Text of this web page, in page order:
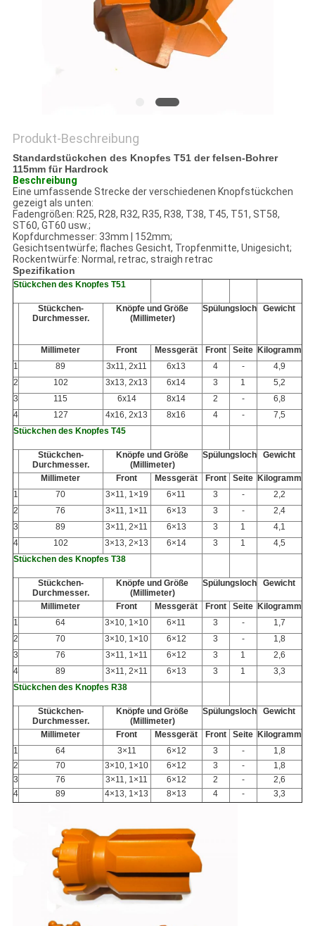
Produkt-Beschreibung
Standardstückchen des Knopfes T51 der felsen-Bohrer
115mm für Hardrock
Beschreibung
Eine umfassende Strecke der verschiedenen Knopfstückchen
gezeigt als unten:
Fadengrößen: R25, R28, R32, R35, R38, T38, T45, T51, ST58,
ST60, GT60 usw.;
Kopfdurchmesser: 33mm | 152mm;
Gesichtsentwürfe; flaches Gesicht, Tropfenmitte, Unigesicht;
Rockentwürfe: Normal, retrac, straigh retrac
Spezifikation
Stückchen des Knopfes T51
Stückchen-
Durchmesser.
Knöpfe und Größe
(Millimeter)
Spülungsloch Gewicht
Millimeter Front Messgerät Front Seite Kilogramm
1
89 3x11, 2x11 6x13 4 -
4,9
2
102 3x13, 2x13 6x14 3 1
5,2
3
115 6x14 8x14 2 -
6,8
4
127 4x16, 2x13 8x16 4 -
7,5
Stückchen des Knopfes T45
Stückchen-
Durchmesser.
Knöpfe und Größe
(Millimeter)
Spülungsloch Gewicht
Millimeter Front Messgerät Front Seite Kilogramm
1
70 3×11, 1×19 6×11 3 -
2,2
2
76 3×11, 1×11 6×13 3 -
2,4
3
89 3×11, 2×11 6×13 3 1
4,1
4
102 3×13, 2×13 6×14 3 1
4,5
Stückchen des Knopfes T38
Stückchen-
Durchmesser.
Knöpfe und Größe
(Millimeter)
Spülungsloch Gewicht
Millimeter Front Messgerät Front Seite Kilogramm
1
64 3×10, 1×10 6×11 3 -
1,7
2
70 3×10, 1×10 6×12 3 -
1,8
3
76 3×11, 1×11 6×12 3 1
2,6
4
89 3×11, 2×11 6×13 3 1
3,3
Stückchen des Knopfes R38
Stückchen-
Durchmesser.
Knöpfe und Größe
(Millimeter)
Spülungsloch Gewicht
Millimeter Front Messgerät Front Seite Kilogramm
1
64 3×11 6×12 3 -
1,8
2
70 3×10, 1×10 6×12 3 -
1,8
3
76 3×11, 1×11 6×12 2 -
2,6
4
89 4×13, 1×13 8×13 4 - 3,3